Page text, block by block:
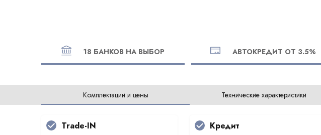
18 БАНКОВ НА ВЫБОР АВТОКРЕДИТ ОТ 3.5%
Комплектации и цены Технические характеристики
Trade-IN Кредит